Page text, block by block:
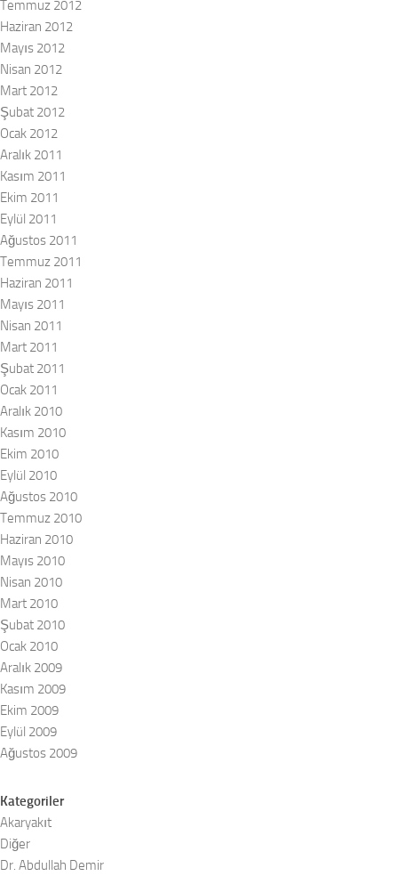
Temmuz 2012
Haziran 2012
Mayıs 2012
Nisan 2012
Mart 2012
Şubat 2012
Ocak 2012
Aralık 2011
Kasım 2011
Ekim 2011
Eylül 2011
Ağustos 2011
Temmuz 2011
Haziran 2011
Mayıs 2011
Nisan 2011
Mart 2011
Şubat 2011
Ocak 2011
Aralık 2010
Kasım 2010
Ekim 2010
Eylül 2010
Ağustos 2010
Temmuz 2010
Haziran 2010
Mayıs 2010
Nisan 2010
Mart 2010
Şubat 2010
Ocak 2010
Aralık 2009
Kasım 2009
Ekim 2009
Eylül 2009
Ağustos 2009
Kategoriler
Akaryakıt
Diğer
Dr. Abdullah Demir